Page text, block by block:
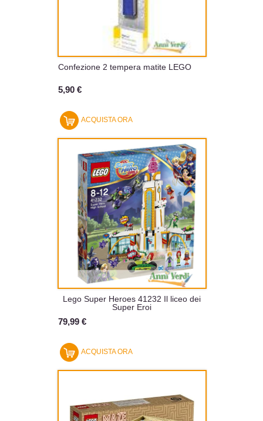
Confezione 2 tempera matite LEGO
5,90 €
ACQUISTA ORA
Lego Super Heroes 41232 Il liceo dei
Super Eroi
79,99 €
ACQUISTA ORA